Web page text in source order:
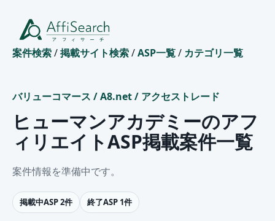
案件検索/掲載サイト検索/ASP一覧/ カテゴリ一覧
バリューコマース /A8.net/ アクセストレード
ヒューマンアカデミーのアフ
ィリエイトASP掲載案件一覧
案件情報を準備中です。
掲載中ASP 2件 終了ASP 1件